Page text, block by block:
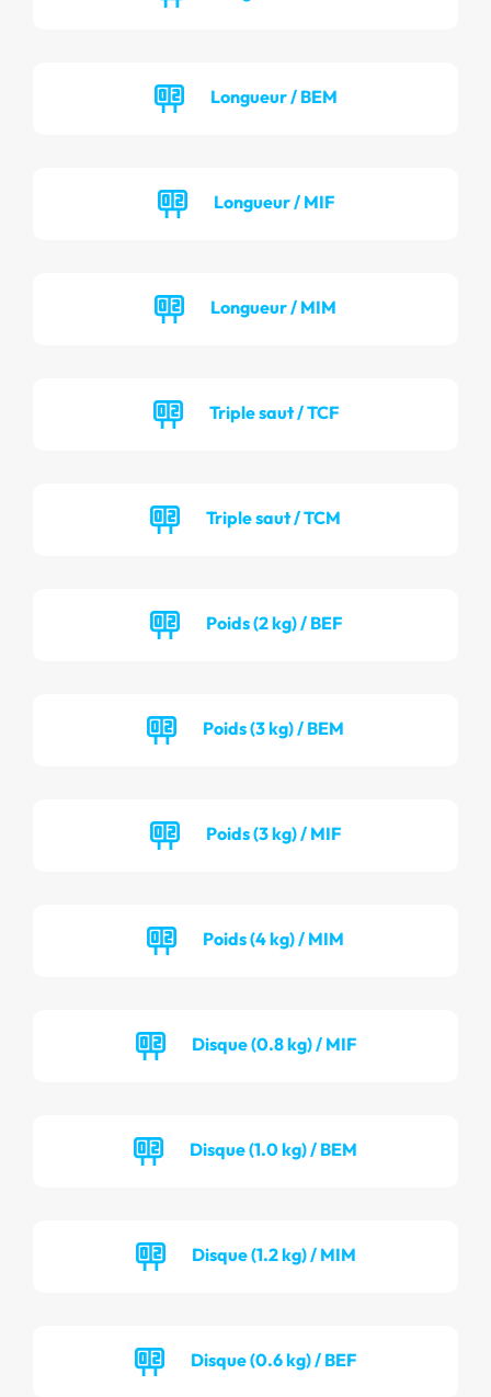
Longueur / BEM
Longueur / MIF
Longueur / MIM
Triple saut / TCF
Triple saut / TCM
Poids (2 kg) / BEF
Poids (3 kg) / BEM
Poids (3 kg) / MIF
Poids (4 kg) / MIM
Disque (0.8 kg) / MIF
Disque (1.0 kg) / BEM
Disque (1.2 kg) / MIM
Disque (0.6 kg) / BEF